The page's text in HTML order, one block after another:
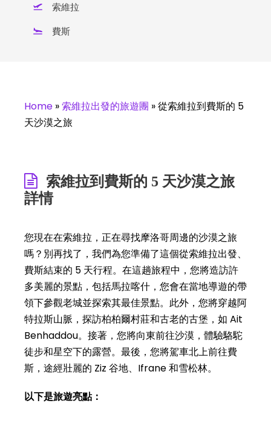
索維拉
費斯
Home »索維拉出發的旅遊團 »從索維拉到費斯的 5
天沙漠之旅
索維拉到費斯的 5 天沙漠之旅
詳情
您現在在索維拉，正在尋找摩洛哥周邊的沙漠之旅
嗎？別再找了，我們為您準備了這個從索維拉出發、
費斯結束的 5 天行程。在這趟旅程中，您將造訪許
多美麗的景點，包括馬拉喀什，您會在當地導遊的帶
領下參觀老城並探索其最佳景點。此外，您將穿越阿
特拉斯山脈，探訪柏柏爾村莊和古老的古堡，如 Ait
Benhaddou。接著，您將向東前往沙漠，體驗駱駝
徒步和星空下的露營。最後，您將駕車北上前往費
斯，途經壯麗的 Ziz 谷地、Ifrane 和雪松林。
以下是旅遊亮點：